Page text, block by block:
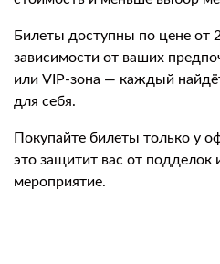
Билеты доступны по цене от
зависимости от ваших
или VIP-зона — каждый
для себя.
Покупайте билеты только у
это защитит вас от подделок
мероприятие.